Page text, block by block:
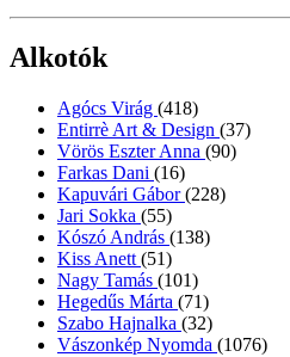
Alkotók
Agócs Virág (418)
Entirrè Art & Design (37)
Vörös Eszter Anna (90)
Farkas Dani (16)
Kapuvári Gábor(228)
Jari Sokka (55)
Kószó András (138)
Kiss Anett (51)
Nagy Tamás (101)
Hegedűs Márta (71)
Szabo Hajnalka (32)
Vászonkép Nyomda (1076)